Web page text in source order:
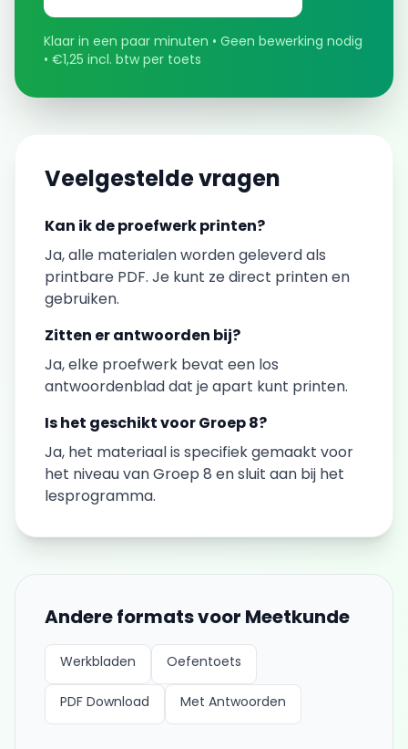
Klaar in een paar minuten • Geen bewerking nodig
• €1,25 incl. btw per toets
Veelgestelde vragen
Kan ik deproefwerkprinten?
Ja, alle materialen worden geleverd als
printbare PDF. Je kunt ze direct printen en
gebruiken.
Zitten er antwoorden bij?
Ja, elke proefwerk bevat een los
antwoordenblad dat je apart kunt printen.
Is het geschikt voorGroep 8?
Ja, het materiaal is specifiek gemaakt voor
het niveau vanGroep 8 en sluit aan bij het
lesprogramma.
Andere formats voor Meetkunde
Werkbladen Oefentoets
PDF Download Met Antwoorden